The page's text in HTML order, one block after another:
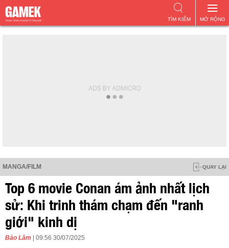
MỞ RỘNG
TÌM KIẾM
MANGA/FILM QUAY LẠI
Top 6 movie Conan ám ảnh nhất lịch
sử: Khi trinh thám chạm đến "ranh
giới" kinh dị
Bảo Lâm | 09:56 30/07/2025